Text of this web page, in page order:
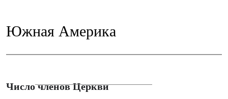
Южная Америка
Число членов Церкви